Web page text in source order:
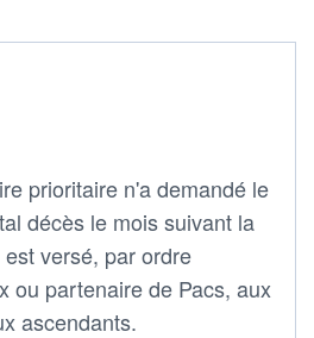
prioritaire n'a demandé le
décès le mois suivant la
versé, par ordre
ou partenaire de Pacs, aux
ascendants.